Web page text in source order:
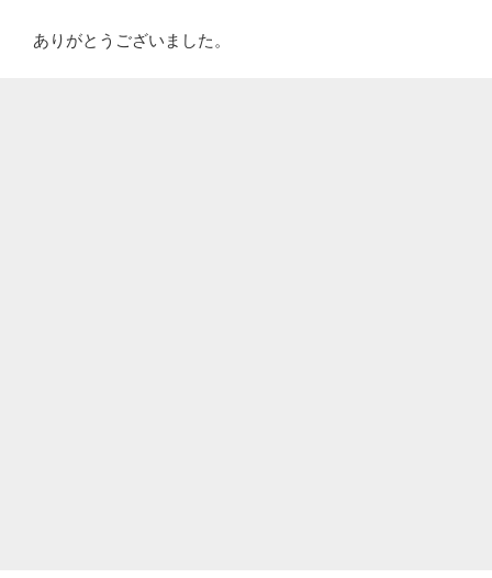
ありがとうございました。